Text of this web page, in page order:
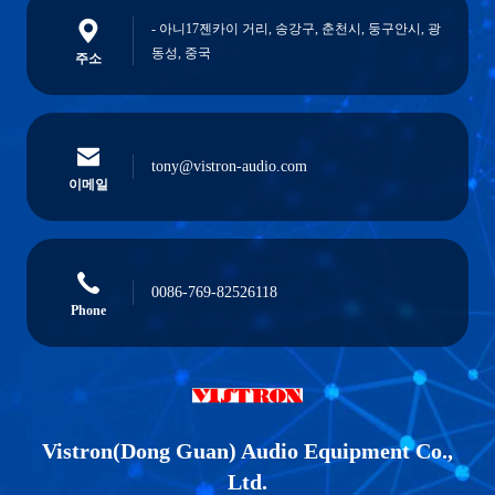
주소
- 아니17젠카이 거리, 송강구, 춘천시, 둥구안시, 광
동성, 중국
이메일
tony@vistron-audio.com
Phone
0086-769-82526118
Vistron(Dong Guan) Audio Equipment Co.,
Ltd.